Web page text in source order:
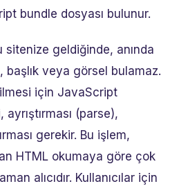
bundle dosyası bulunur.
geldiğinde, anında
başlık veya görsel bulamaz.
için JavaScript
ayrıştırması (parse),
gerekir. Bu işlem,
HTML okumaya göre çok
alıcıdır. Kullanıcılar için